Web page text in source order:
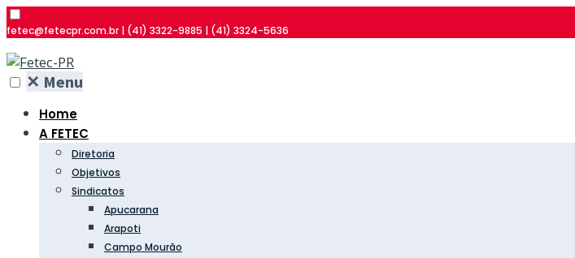
fetec@fetecpr.com.br | (41) 3322-9885 | (41) 3324-5636
✕ Menu
Home
A FETEC
Diretoria
Objetivos
Sindicatos
Apucarana
Arapoti
Campo Mourão